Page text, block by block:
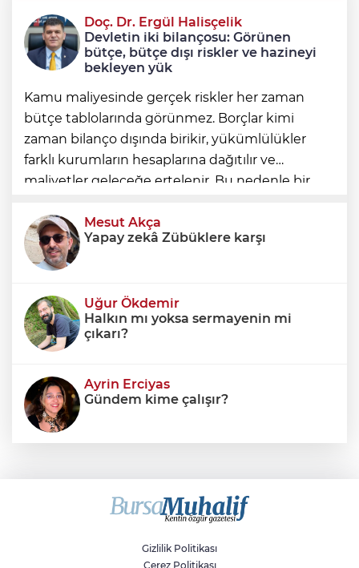
Erkan Aydın Osmangazi’nin nabzını
sahada tuttu
Doç. Dr. Ergül Halisçelik
Devletin iki bilançosu: Görünen
bütçe, bütçe dışı riskler ve hazineyi
bekleyen yük
Kamu maliyesinde gerçek riskler her zaman
bütçe tablolarında görünmez. Borçlar kimi
zaman bilanço dışında birikir, yükümlülükler
farklı kurumların hesaplarına dağıtılır ve
maliyetler geleceğe ertelenir. Bu nedenle bir
yalnızca bütçe açığına veya resmi borç stok
Mesut Akça
Yapay zekâ Zübüklere karşı
Uğur Ökdemir
Halkın mı yoksa sermayenin mi
çıkarı?
Ayrin Erciyas
Gündem kime çalışır?
Savaşların gölgesinde engellilik,
doğa ve kaybedilen gelecek
Gizlilik Politikası
Çerez Politikası